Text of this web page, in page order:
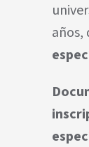
años,